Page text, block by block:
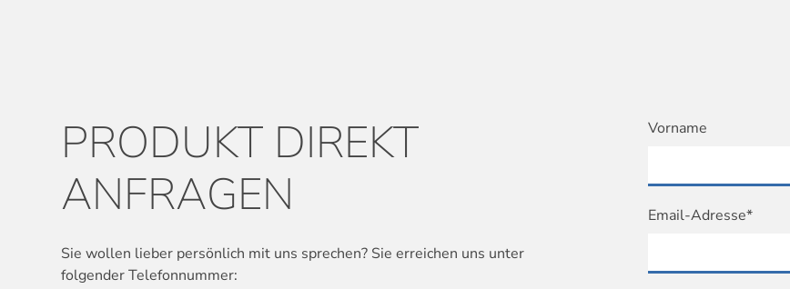
PRODUKT DIREKT
ANFRAGEN
Sie wollen lieber persönlich mit uns sprechen? Sie erreichen uns unter
folgender Telefonnummer:
Vorname
Email-Adresse*